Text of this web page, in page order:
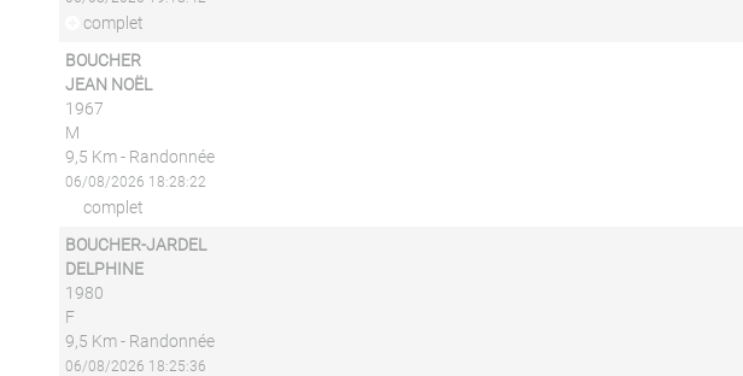
complet
BOUCHER
JEAN NOËL
1967
M
9,5 Km - Randonnée
06/08/2026 18:28:22
complet
BOUCHER-JARDEL
DELPHINE
1980
F
9,5 Km - Randonnée
06/08/2026 18:25:36